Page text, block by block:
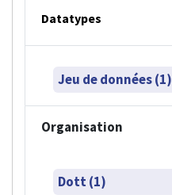
Datatypes
Jeu de données (1)
Organisation
Dott (1)